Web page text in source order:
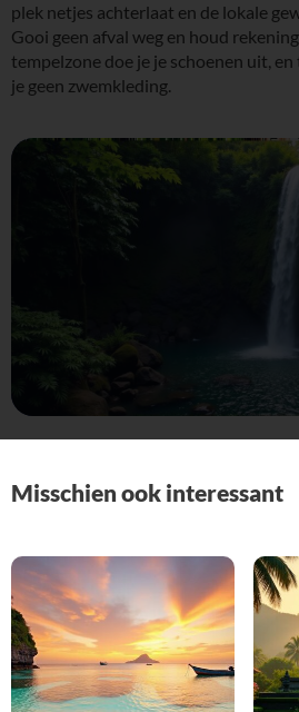
plek netjes achterlaat en de lokale
Gooi geen afval weg en houd
tempelzone doe je je schoenen uit,
je geen zwemkleding.
Misschien ook interessant